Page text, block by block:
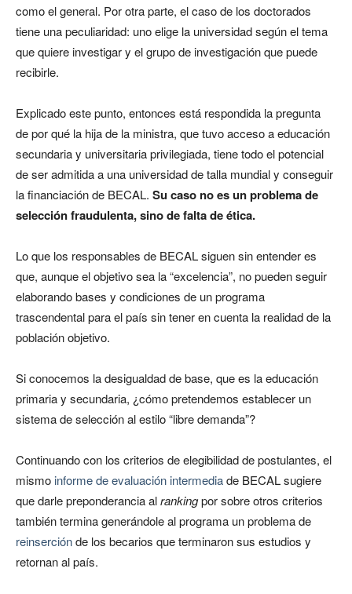
como el general. Por otra parte, el caso de los doctorados
tiene una peculiaridad: uno elige la universidad según el tema
que quiere investigar y el grupo de investigación que puede
recibirle.
Explicado este punto, entonces está respondida la pregunta
de por qué la hija de la ministra, que tuvo acceso a educación
secundaria y universitaria privilegiada, tiene todo el potencial
de ser admitida a una universidad de talla mundial y conseguir
la financiación de BECAL. Su caso no es un problema de
selección fraudulenta, sino de falta de ética.
Lo que los responsables de BECAL siguen sin entender es
que, aunque el objetivo sea la “excelencia”, no pueden seguir
elaborando bases y condiciones de un programa
trascendental para el país sin tener en cuenta la realidad de la
población objetivo.
Si conocemos la desigualdad de base, que es la educación
primaria y secundaria, ¿cómo pretendemos establecer un
sistema de selección al estilo “libre demanda”?
Continuando con los criterios de elegibilidad de postulantes, el
mismo informe de evaluación intermediade BECAL sugiere
que darle preponderancia alrankingpor sobre otros criterios
también termina generándole al programa un problema de
reinserciónde los becarios que terminaron sus estudios y
retornan al país.